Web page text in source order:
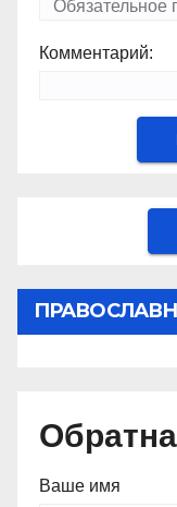
Комментарий:
Ваше имя